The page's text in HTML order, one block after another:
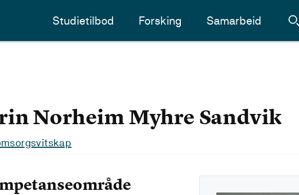
Studietilbod Forsking Samarbeid
Norheim Myhre Sandvik